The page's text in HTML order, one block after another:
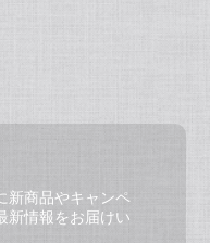
新商品やキャンペ
新情報をお届けい